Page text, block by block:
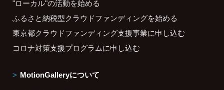
"ローカル"の活動を始める
ふるさと納税型クラウドファンディングを始める
東京都クラウドファンディング支援事業に申し込む
コロナ対策支援プログラムに申し込む
MotionGalleryについて